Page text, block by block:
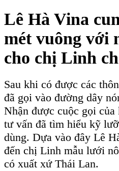
Lê Hà Vina
mét vuông với
cho chị Linh
Sau khi có được các
đã gọi vào đường dây
Nhận được cuộc gọi của
tư vấn đã tìm hiểu kỹ
dùng. Dựa vào đây Lê
đến chị Linh mẫu lưới
có xuất xứ Thái Lan.